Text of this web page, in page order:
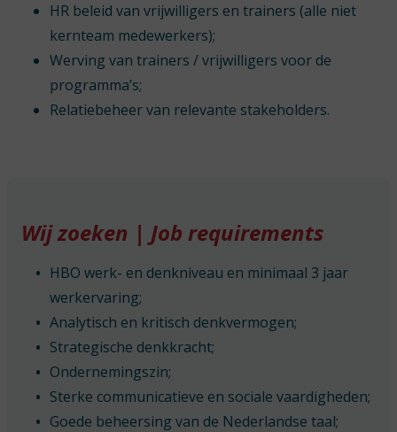
HR beleid van vrijwilligers en trainers (alle niet
kernteam medewerkers);
Werving van trainers / vrijwilligers voor de
programma’s;
Relatiebeheer van relevante stakeholders.
Wij zoeken | Job requirements
HBO werk- en denkniveau en minimaal 3 jaar
werkervaring;
Analytisch en kritisch denkvermogen;
Strategische denkkracht;
Ondernemingszin;
Sterke communicatieve en sociale vaardigheden;
Goede beheersing van de Nederlandse taal;